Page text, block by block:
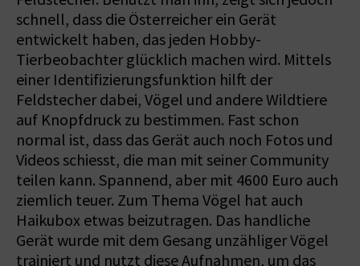
schnell, dass die Österreicher ein Gerät
entwickelt haben, das jeden Hobby-
Tierbeobachter glücklich machen wird. Mittels
einer Identifizierungsfunktion hilft der
Feldstecher dabei, Vögel und andere Wildtiere
auf Knopfdruck zu bestimmen. Fast schon
normal ist, dass das Gerät auch noch Fotos und
Videos schiesst, die man mit seiner Community
teilen kann. Spannend, aber mit 4600 Euro auch
ziemlich teuer. Zum Thema Vögel hat auch
Haikubox etwas beizutragen. Das handliche
Gerät wurde mit dem Gesang unzähliger Vögel
trainiert und nutzt diese Aufnahmen, um das